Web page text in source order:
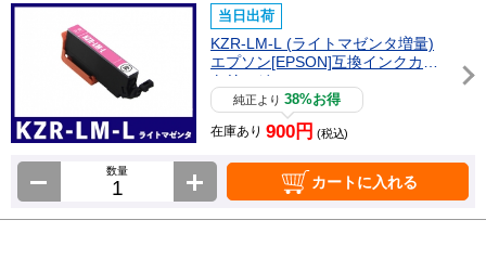
当日出荷
KZR-LM-L (ライトマゼンタ増量)
エプソン[EPSON]互換インクカー
トリッジ
純正より38%お得
在庫あり 900円 (税込)
数量
カートに入れる